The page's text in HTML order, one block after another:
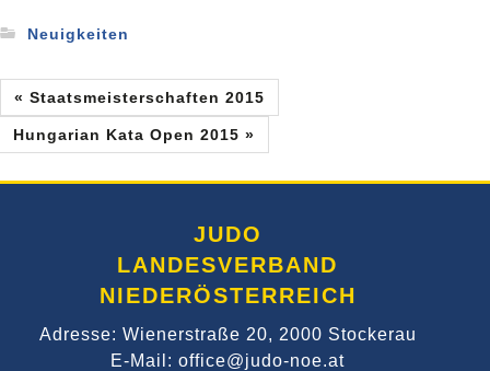
Neuigkeiten
« Staatsmeisterschaften 2015
Hungarian Kata Open 2015 »
JUDO
LANDESVERBAND
NIEDERÖSTERREICH
Adresse: Wienerstraße 20, 2000 Stockerau
E-Mail: office@judo-noe.at